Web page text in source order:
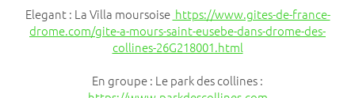
Elegant : La Villa moursoise https://www.gites-de-france-
drome.com/gite-a-mours-saint-eusebe-dans-drome-des-
collines-26G218001.html
En groupe : Le park des collines :